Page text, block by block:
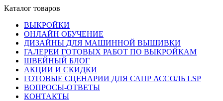
Каталог товаров
ВЫКРОЙКИ
ОНЛАЙН ОБУЧЕНИЕ
ДИЗАЙНЫ ДЛЯ МАШИННОЙ ВЫШИВКИ
ГАЛЕРЕИ ГОТОВЫХ РАБОТ ПО ВЫКРОЙКАМ
ШВЕЙНЫЙ БЛОГ
АКЦИИ И СКИДКИ
ГОТОВЫЕ СЦЕНАРИИ ДЛЯ САПР АССОЛЬ LSP
ВОПРОСЫ-ОТВЕТЫ
КОНТАКТЫ